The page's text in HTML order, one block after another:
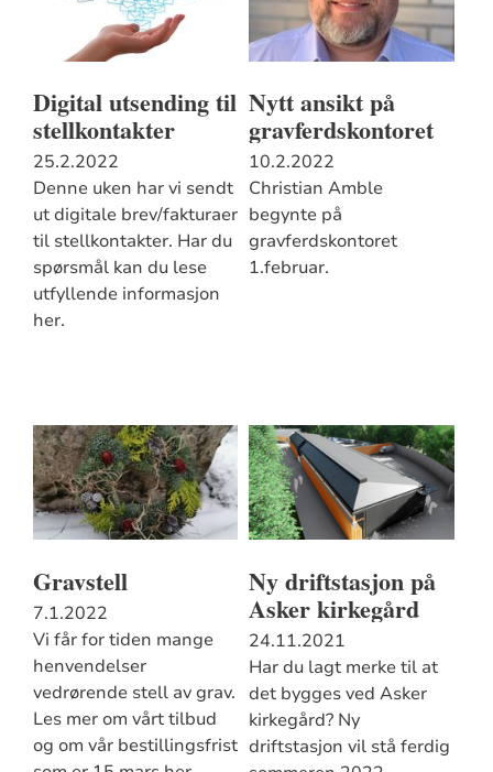
Digital utsending til
stellkontakter
25.2.2022
Denne uken har vi sendt
ut digitale brev/fakturaer
til stellkontakter. Har du
spørsmål kan du lese
utfyllende informasjon
her.
Nytt ansikt på
gravferdskontoret
10.2.2022
Christian Amble
begynte på
gravferdskontoret
1.februar.
Gravstell
7.1.2022
Vi får for tiden mange
henvendelser
vedrørende stell av grav.
Les mer om vårt tilbud
og om vår bestillingsfrist
Ny driftstasjon på
Asker kirkegård
24.11.2021
Har du lagt merke til at
det bygges ved Asker
kirkegård? Ny
driftstasjon vil stå ferdig